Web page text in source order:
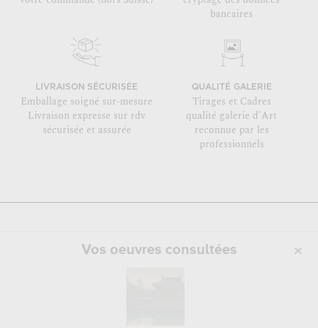
bancaires
LIVRAISON SÉCURISÉE
Emballage soigné sur-mesure
Livraison expresse sur rdv
sécurisée et assurée
QUALITÉ GALERIE
Tirages et Cadres
qualité galerie d'Art
reconnue par les
professionnels
Vos oeuvres consultées